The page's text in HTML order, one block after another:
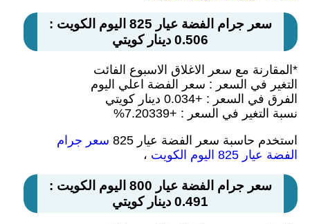
سعر جرام الفضة عيار 825 اليوم الكويت :
0.506 دينار كويتي
*المقارنة مع سعر الاغلاق الاسبوع الفائت
التغير في السعر : سعر الفضة اعلي اليوم
الفرق في السعر : +0.034 دينار كويتي
نسبة التغير في السعر : +7.20339%
استخدم حاسبة سعر الفضة عيار 825
سعر جرام
الفضة عيار 825 اليوم الكويت
،
سعر جرام الفضة عيار 800 اليوم الكويت :
0.491 دينار كويتي